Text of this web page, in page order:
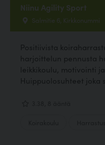
Niinu Agility Sport
Salmitie 6, Kirkkonummi
Positiivista
harjoittelun pennusta
leikkikoulu, motivointi
Huippuolosuhteet joka